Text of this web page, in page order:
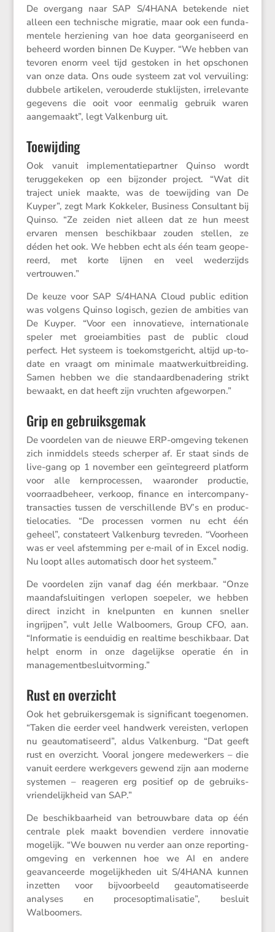
De overgang naar SAP S/​4HANA betekende niet
alleen een techni­sche migratie, maar ook een funda­
men­tele herzie­ning van hoe data georga­ni­seerd en
beheerd worden binnen De Kuyper. “We hebben van
tevoren enorm veel tijd gestoken in het opschonen
van onze data. Ons oude systeem zat vol vervui­ling:
dubbele artikelen, verou­derde stuklijsten, irrele­vante
gegevens die ooit voor eenmalig gebruik waren
aange­maakt”, legt Valken­burg uit.
Toewijding
Ook vanuit imple­men­ta­tie­partner Quinso wordt
terug­ge­keken op een bijzonder project. “Wat dit
traject uniek maakte, was de toewij­ding van De
Kuyper”, zegt Mark Kokkeler, Business Consul­tant bij
Quinso. “Ze zeiden niet alleen dat ze hun meest
ervaren mensen beschik­baar zouden stellen, ze
déden het ook. We hebben echt als één team geope­
reerd, met korte lijnen en veel weder­zijds
vertrouwen.”
De keuze voor SAP S/​4HANA Cloud public edition
was volgens Quinso logisch, gezien de ambities van
De Kuyper. “Voor een innova­tieve, inter­na­ti­o­nale
speler met groei­am­bi­ties past de public cloud
perfect. Het systeem is toekomst­ge­richt, altijd up-to-
date en vraagt om minimale maatwerk­uit­brei­ding.
Samen hebben we die standaard­be­na­de­ring strikt
bewaakt, en dat heeft zijn vruchten afgeworpen.”
Grip en gebruiksgemak
De voordelen van de nieuwe ERP-omgeving tekenen
zich inmid­dels steeds scherper af. Er staat sinds de
live-gang op 1 november een geïnte­greerd platform
voor alle kernpro­cessen, waaronder productie,
voorraad­be­heer, verkoop, finance en inter­com­pany-
trans­ac­ties tussen de verschil­lende BV’s en produc­
tie­lo­ca­ties. “De processen vormen nu echt één
geheel”, consta­teert Valken­burg tevreden. “Voorheen
was er veel afstem­ming per e‑mail of in Excel nodig.
Nu loopt alles automa­tisch door het systeem.”
De voordelen zijn vanaf dag één merkbaar. “Onze
maand­af­slui­tingen verlopen soepeler, we hebben
direct inzicht in knelpunten en kunnen sneller
ingrijpen”, vult Jelle Walboo­mers, Group CFO, aan.
“Infor­matie is eenduidig en realtime beschik­baar. Dat
helpt enorm in onze dagelijkse operatie én in
managementbesluitvorming.”
Rust en overzicht
Ook het gebrui­kers­gemak is signi­fi­cant toege­nomen.
“Taken die eerder veel handwerk vereisten, verlopen
nu geauto­ma­ti­seerd”, aldus Valken­burg. “Dat geeft
rust en overzicht. Vooral jongere medewer­kers – die
vanuit eerdere werkge­vers gewend zijn aan moderne
systemen – reageren erg positief op de gebruiks­
vrien­de­lijk­heid van SAP.”
De beschik­baar­heid van betrouw­bare data op één
centrale plek maakt boven­dien verdere innovatie
mogelijk. “We bouwen nu verder aan onze repor­ting-
omgeving en verkennen hoe we AI en andere
geavan­ceerde mogelijk­heden uit S/​4HANA kunnen
inzetten voor bijvoor­beeld geauto­ma­ti­seerde
analyses en procesop­ti­ma­li­satie”, besluit
Walboomers.